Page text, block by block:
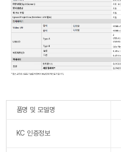
품명 및 모델명
KC 인증정보